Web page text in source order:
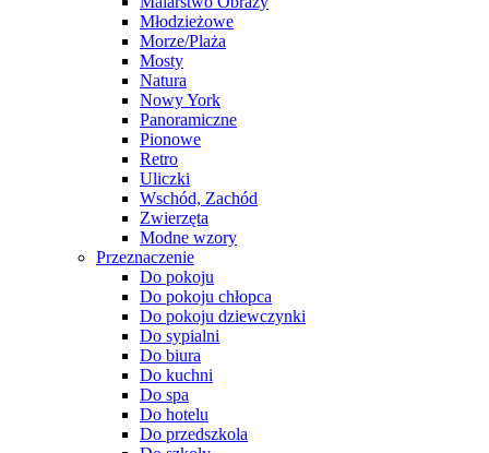
Młodzieżowe
Morze/Plaża
Mosty
Natura
Nowy York
Panoramiczne
Pionowe
Retro
Uliczki
Wschód, Zachód
Zwierzęta
Modne wzory
Przeznaczenie
Do pokoju
Do pokoju chłopca
Do pokoju dziewczynki
Do sypialni
Do biura
Do kuchni
Do spa
Do hotelu
Do przedszkola